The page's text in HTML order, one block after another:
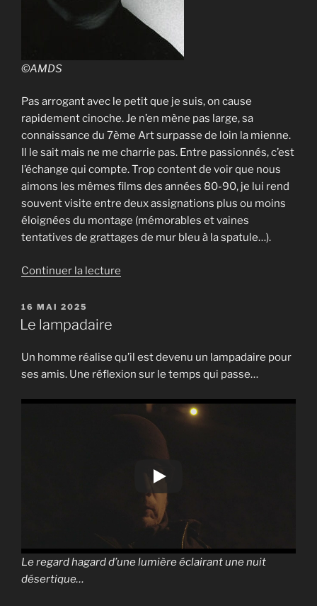
©AMDS
Pas arrogant avec le petit que je suis, on cause
rapidement cinoche. Je n’en mène pas large, sa
connaissance du 7ème Art surpasse de loin la mienne.
Il le sait mais ne me charrie pas. Entre passionnés, c’est
l’échange qui compte. Trop content de voir que nous
aimons les mêmes films des années 80-90, je lui rend
souvent visite entre deux assignations plus ou moins
éloignées du montage (mémorables et vaines
tentatives de grattages de mur bleu à la spatule…).
Continuer la lecture
allé… »
PUBLIÉ
LE
16 MAI 2025
Le lampadaire
Un homme réalise qu’il est devenu un lampadaire pour
ses amis. Une réflexion sur le temps qui passe…
Le regard hagard d’une lumière éclairant une nuit
désertique…